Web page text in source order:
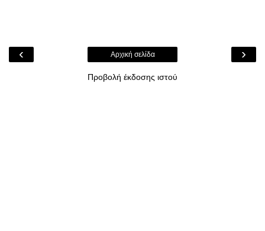
‹ ›
Αρχική σελίδα
Προβολή έκδοσης ιστού